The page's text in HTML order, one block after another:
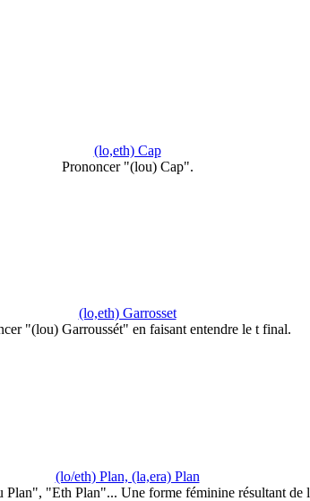
(lo,eth) Cap
Prononcer "(lou) Cap".
(lo,eth) Garrosset
"(lou) Garroussét" en faisant entendre le t final.
(lo/eth) Plan, (la,era) Plan
Plan", "Eth Plan"... Une forme féminine résultant